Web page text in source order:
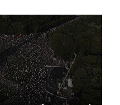
geopolitischer Machtspiele
politischer Interessen
#Rechtsstaat